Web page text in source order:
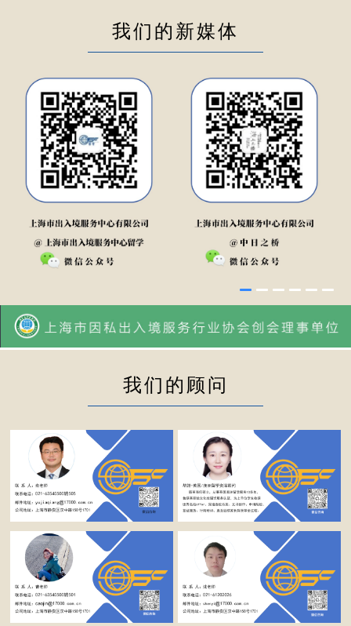
我们的新媒体
我们的顾问